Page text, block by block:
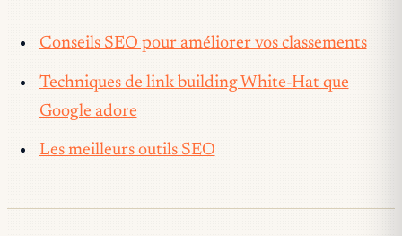
Conseils SEO pour améliorer vos classements
Techniques de link building White-Hat que
Google adore
Les meilleurs outils SEO